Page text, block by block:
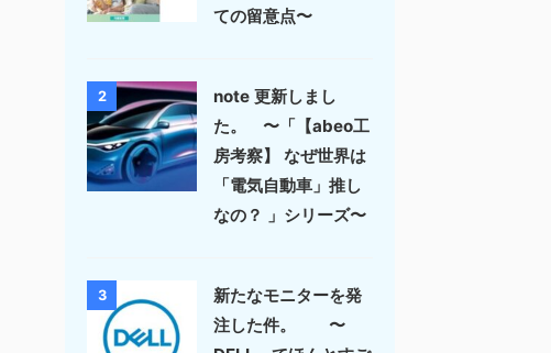
ての留意点〜
2
note 更新しまし
た。 〜「【abeo工
房考察】 なぜ世界は
「電気自動車」推し
なの？ 」シリーズ〜
3
新たなモニターを発
注した件。 〜